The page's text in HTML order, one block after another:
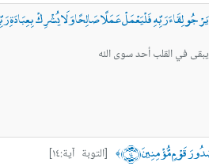
رَبِّهِ فَلْيَعْمَلْ عَمَلًا صَالِحًا وَلَا يُشْرِكْ بِعِبَادَةِ رَبِّهِ
في القلب أحد سوى الله
قَوْمٍ مُّؤْمِنِينَ ﴿١٤﴾ ﴾
[التوبة آية:١٤]